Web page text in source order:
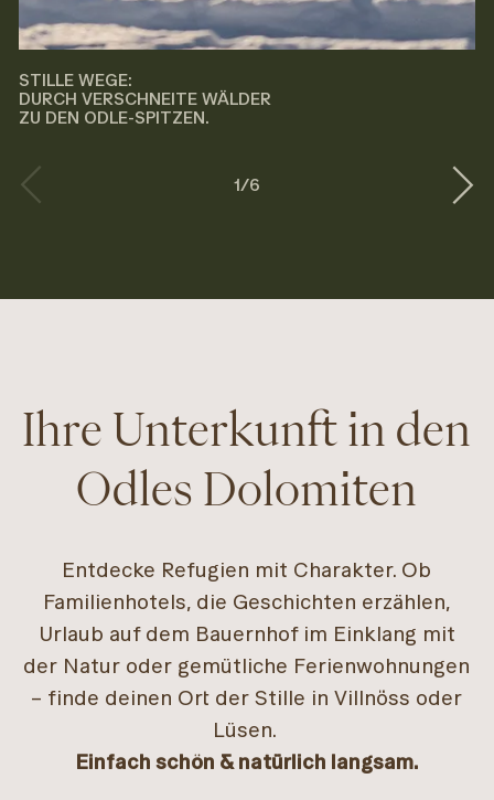
STILLE WEGE:
DURCH VERSCHNEITE WÄLDER
ZU DEN ODLE-SPITZEN.
1/6
Ihre Unterkunft in den
Odles Dolomiten
Entdecke Refugien mit Charakter. Ob
Familienhotels, die Geschichten erzählen,
Urlaub auf dem Bauernhof im Einklang mit
der Natur oder gemütliche Ferienwohnungen
– finde deinen Ort der Stille in Villnöss oder
Lüsen.
Einfach schön & natürlich langsam.